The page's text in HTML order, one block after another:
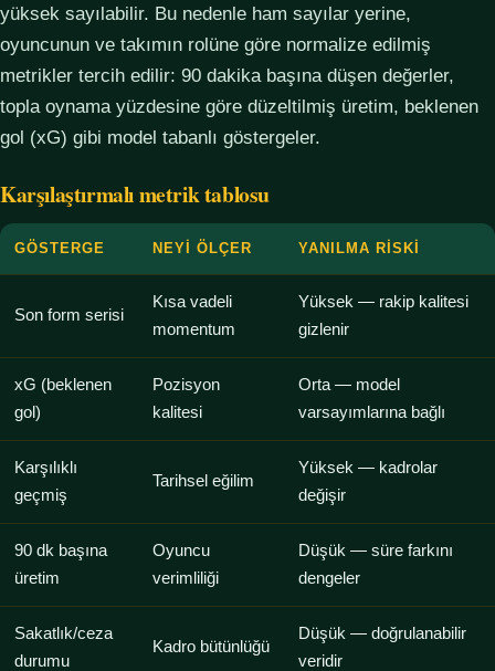
yüksek sayılabilir. Bu nedenle ham sayılar yerine,
oyuncunun ve takımın rolüne göre normalize edilmiş
metrikler tercih edilir: 90 dakika başına düşen değerler,
topla oynama yüzdesine göre düzeltilmiş üretim, beklenen
gol (xG) gibi model tabanlı göstergeler.
Karşılaştırmalı metrik tablosu
GÖSTERGE NEYI ÖLÇER YANILMA RISKI
Son form serisi
Kısa vadeli
momentum
Yüksek — rakip kalitesi
gizlenir
xG (beklenen
gol)
Pozisyon
kalitesi
Orta — model
varsayımlarına bağlı
Karşılıklı
geçmiş
Tarihsel eğilim
Yüksek — kadrolar
değişir
90 dk başına
üretim
Oyuncu
verimliliği
Düşük — süre farkını
dengeler
Sakatlık/ceza
durumu
Kadro bütünlüğü
Düşük — doğrulanabilir
veridir